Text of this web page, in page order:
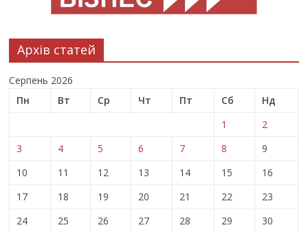
Архів статей
Серпень 2026
Пн
Вт Ср Чт Пт Сб
Нд
1
2
3
4 5 6 7 8
9
10
11 12 13 14 15
16
17
18 19 20 21 22
23
24
25 26 27 28 29
30